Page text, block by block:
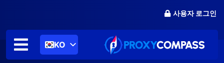
츠
사용자 로그인
KO